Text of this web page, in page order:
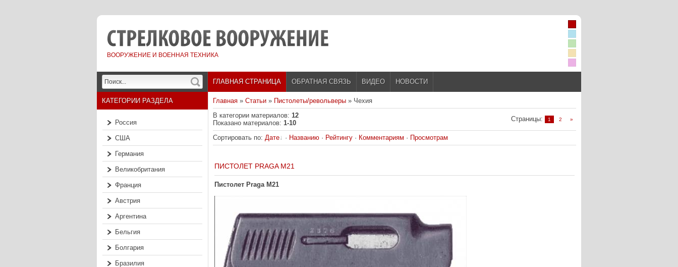
ВООРУЖЕНИЕ И ВОЕННАЯ ТЕХНИКА
ГЛАВНАЯ СТРАНИЦА ОБРАТНАЯ СВЯЗЬ ВИДЕО НОВОСТИ
КАТЕГОРИИ РАЗДЕЛА
Россия
США
Германия
Великобритания
Франция
Австрия
Аргентина
Бельгия
Болгария
Бразилия
Главная » Статьи » Пистолеты/револьверы » Чехия
В категории материалов: 12
Показано материалов: 1-10
Страницы: 1 2 »
Сортировать по: Дате · Названию · Рейтингу · Комментариям · Просмотрам
ПИСТОЛЕТ PRAGA M21
Пистолет Praga M21